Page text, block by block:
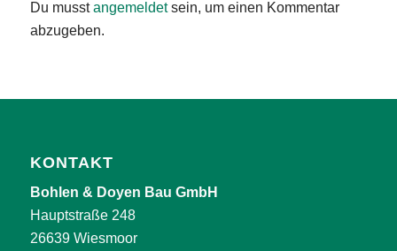
Du musstangemeldetsein, um einen Kommentar
abzugeben.
KONTAKT
Bohlen & Doyen Bau GmbH
Hauptstraße 248
26639 Wiesmoor